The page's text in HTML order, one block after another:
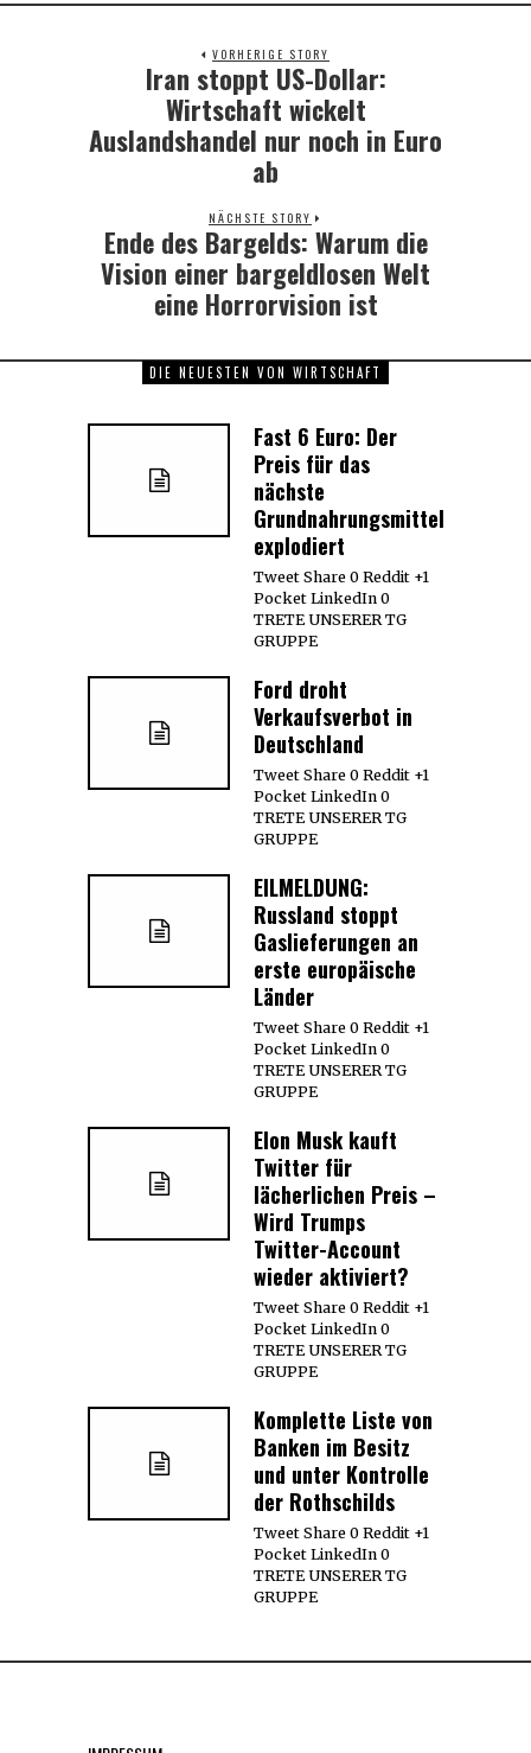
VORHERIGE STORY
Previous
post:
Iran stoppt US-Dollar:
Wirtschaft wickelt
Auslandshandel nur noch in Euro
ab
NÄCHSTE STORY
Next
post:
Ende des Bargelds: Warum die
Vision einer bargeldlosen Welt
eine Horrorvision ist
DIE NEUESTEN VON WIRTSCHAFT
Fast 6 Euro: Der
Preis für das
nächste
Grundnahrungsmittel
explodiert
Tweet Share 0 Reddit +1
Pocket LinkedIn 0
TRETE UNSERER TG
GRUPPE
Ford droht
Verkaufsverbot in
Deutschland
Tweet Share 0 Reddit +1
Pocket LinkedIn 0
TRETE UNSERER TG
GRUPPE
EILMELDUNG:
Russland stoppt
Gaslieferungen an
erste europäische
Länder
Tweet Share 0 Reddit +1
Pocket LinkedIn 0
TRETE UNSERER TG
GRUPPE
Elon Musk kauft
Twitter für
lächerlichen Preis –
Wird Trumps
Twitter-Account
wieder aktiviert?
Tweet Share 0 Reddit +1
Pocket LinkedIn 0
TRETE UNSERER TG
GRUPPE
Komplette Liste von
Banken im Besitz
und unter Kontrolle
der Rothschilds
Tweet Share 0 Reddit +1
Pocket LinkedIn 0
TRETE UNSERER TG
GRUPPE